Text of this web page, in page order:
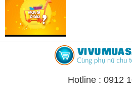
Hotline : 0912